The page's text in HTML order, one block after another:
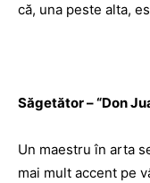
că, una peste alta,
Săgetător –“Don
Un maestru în arta
mai mult accent pe